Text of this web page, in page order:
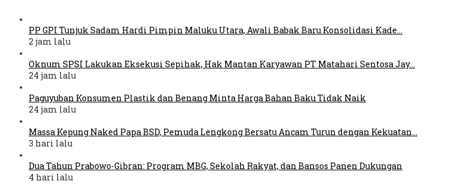
PP GPI Tunjuk Sadam Hardi Pimpin Maluku Utara, Awali Babak Baru Konsolidasi Kade…
2 jam lalu
Oknum SPSI Lakukan Eksekusi Sepihak, Hak Mantan Karyawan PT Matahari Sentosa Jay…
24 jam lalu
Paguyuban Konsumen Plastik dan Benang Minta Harga Bahan Baku Tidak Naik
24 jam lalu
Massa Kepung Naked Papa BSD, Pemuda Lengkong Bersatu Ancam Turun dengan Kekuatan…
3 hari lalu
Dua Tahun Prabowo-Gibran: Program MBG, Sekolah Rakyat, dan Bansos Panen Dukungan
4 hari lalu